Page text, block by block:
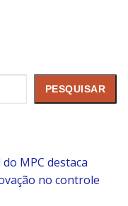
PESQUISAR
MPC destaca
no controle